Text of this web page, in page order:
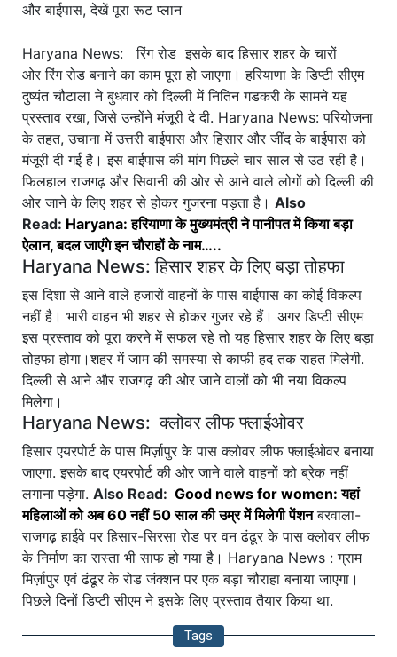
Haryana News: रिंग रोड इसके बाद हिसार शहर के चारों
ओर रिंग रोड बनाने का काम पूरा हो जाएगा। हरियाणा के डिप्टी सीएम
दुष्यंत चौटाला ने बुधवार को दिल्ली में नितिन गडकरी के सामने यह
प्रस्ताव रखा, जिसे उन्होंने मंजूरी दे दी. Haryana News: परियोजना
के तहत, उचाना में उत्तरी बाईपास और हिसार और जींद के बाईपास को
मंजूरी दी गई है। इस बाईपास की मांग पिछले चार साल से उठ रही है।
फिलहाल राजगढ़ और सिवानी की ओर से आने वाले लोगों को दिल्ली की
ओर जाने के लिए शहर से होकर गुजरना पड़ता है। Also
Read: Haryana: हरियाणा के मुख्यमंत्री ने पानीपत में किया बड़ा
ऐलान, बदल जाएंगे इन चौराहों के नाम…..
Haryana News: हिसार शहर के लिए बड़ा तोहफा
इस दिशा से आने वाले हजारों वाहनों के पास बाईपास का कोई विकल्प
नहीं है। भारी वाहन भी शहर से होकर गुजर रहे हैं। अगर डिप्टी सीएम
इस प्रस्ताव को पूरा करने में सफल रहे तो यह हिसार शहर के लिए बड़ा
तोहफा होगा।शहर में जाम की समस्या से काफी हद तक राहत मिलेगी.
दिल्ली से आने और राजगढ़ की ओर जाने वालों को भी नया विकल्प
मिलेगा।
Haryana News: क्लोवर लीफ फ्लाईओवर
हिसार एयरपोर्ट के पास मिर्ज़ापुर के पास क्लोवर लीफ फ्लाईओवर बनाया
जाएगा. इसके बाद एयरपोर्ट की ओर जाने वाले वाहनों को ब्रेक नहीं
लगाना पड़ेगा. Also Read: Good news for women: यहां
महिलाओं को अब 60 नहीं 50 साल की उम्र में मिलेगी पेंशनबरवाला-
राजगढ़ हाईवे पर हिसार-सिरसा रोड पर वन ढंढूर के पास क्लोवर लीफ
के निर्माण का रास्ता भी साफ हो गया है। Haryana News : ग्राम
मिर्ज़ापुर एवं ढंढूर के रोड जंक्शन पर एक बड़ा चौराहा बनाया जाएगा।
पिछले दिनों डिप्टी सीएम ने इसके लिए प्रस्ताव तैयार किया था.
Tags